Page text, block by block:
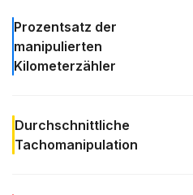
Prozentsatz der
manipulierten
Kilometerzähler
Durchschnittliche
Tachomanipulation